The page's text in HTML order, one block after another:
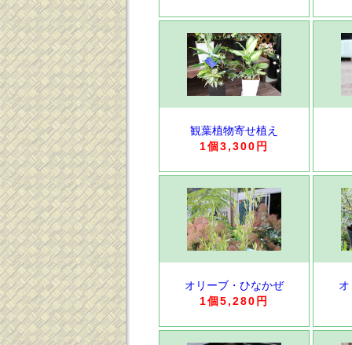
観葉植物寄せ植え
1個3,300円
オリーブ・ひなかぜ
1個5,280円